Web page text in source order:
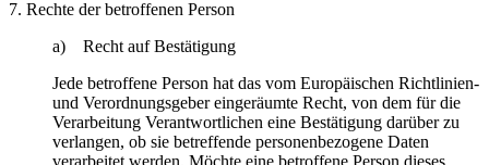
7. Rechte der betroffenen Person
a) Recht auf Bestätigung
Jede betroffene Person hat das vom Europäischen Richtlinien-
und Verordnungsgeber eingeräumte Recht, von dem für die
Verarbeitung Verantwortlichen eine Bestätigung darüber zu
verlangen, ob sie betreffende personenbezogene Daten
verarbeitet werden. Möchte eine betroffene Person dieses